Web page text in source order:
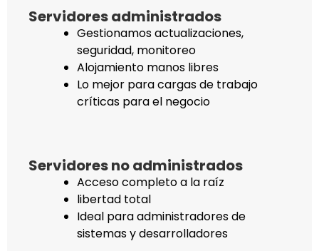
Servidores administrados
Gestionamos actualizaciones,
seguridad, monitoreo
Alojamiento manos libres
Lo mejor para cargas de trabajo
críticas para el negocio
Servidores no administrados
Acceso completo a la raíz
libertad total
Ideal para administradores de
sistemas y desarrolladores